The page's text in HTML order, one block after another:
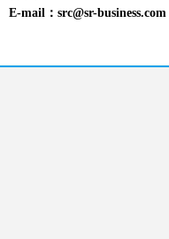
E-mail： src@sr-business.com